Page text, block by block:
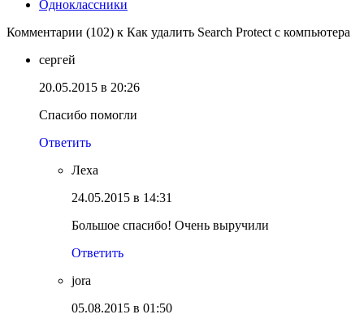
Одноклассники
Комментарии (102) к Как удалить Search Protect с компьютера
сергей
20.05.2015 в 20:26
Спасибо помогли
Ответить
Леха
24.05.2015 в 14:31
Большое спасибо! Очень выручили
Ответить
jora
05.08.2015 в 01:50